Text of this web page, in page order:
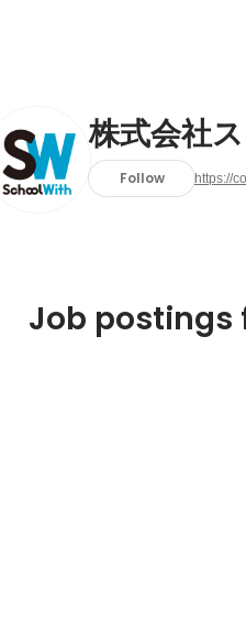
株式会社
Follow https://
Job postings